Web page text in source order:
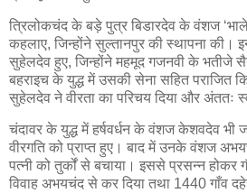
त्रिलोकचंद के बड़े पुत्र बिडारदेव के वंशज
कहलाए, जिन्होंने सुल्तानपुर की स्थापना की।
सुहेलदेव हुए, जिन्होंने महमूद गजनवी के भतीजे
बहराइच के युद्ध में उसकी सेना सहित पराजित
सुहेलदेव ने वीरता का परिचय दिया और अंततः
चंदावर के युद्ध में हर्षवर्धन के वंशज केशवदेव
वीरगति को प्राप्त हुए। बाद में उनके वंशज
पत्नी को तुर्कों से बचाया। इससे प्रसन्न होकर
विवाह अभयचंद से कर दिया तथा 1440 गाँव